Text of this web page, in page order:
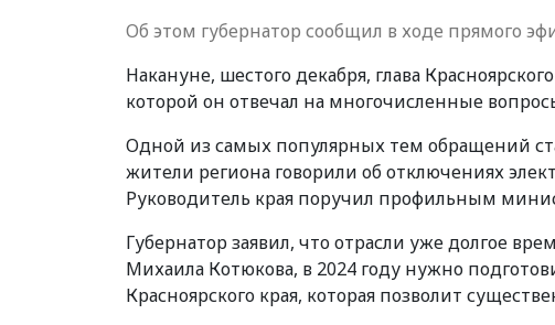
Об этом губернатор сообщил в ходе прямого
Накануне, шестого декабря, глава
которой он отвечал на многочисленные
Одной из самых популярных тем обращений
жители региона говорили об отключениях
Руководитель края поручил профильным
Губернатор заявил, что отрасли уже долгое
Михаила Котюкова, в 2024 году нужно
Красноярского края, которая позволит